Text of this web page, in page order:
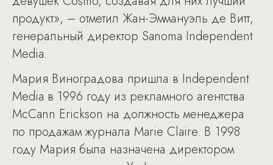
продукт», – отметил Жан-Эммануэль де Витт,
генеральный директор Sanoma Independent
Media.
Мария Виноградова пришла в Independent
Media в 1996 году из рекламного агентства
McCann Erickson на должность менеджера
по продажам журнала Marie Claire. В 1998
году Мария была назначена директором